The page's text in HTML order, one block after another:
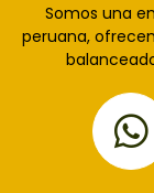
Somos una
peruana,